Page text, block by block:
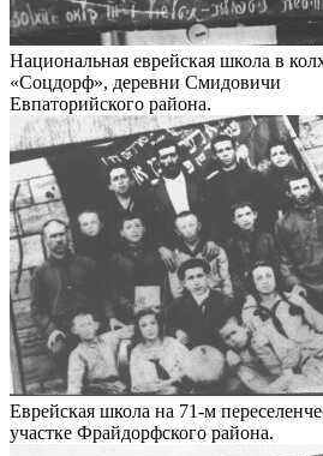
Национальная еврейская школа в
«Соцдорф», деревни Смидовичи
Евпаторийского района.
Еврейская школа на 71-м
участке Фрайдорфского района.